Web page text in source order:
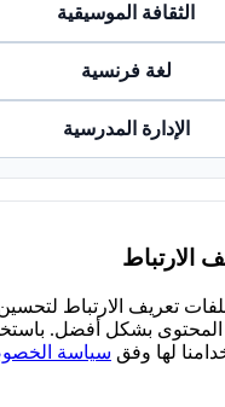
الثقافة الموسيقية
لغة فرنسية
الإدارة المدرسية
الارتباط
تعريف الارتباط
بشكل أفضل.
لها وفق سياسة